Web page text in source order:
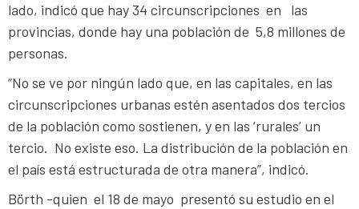
lado, indicó que hay 34 circunscripciones en las
provincias, donde hay una población de 5,8 millones de
personas.
“No se ve por ningún lado que, en las capitales, en las
circunscripciones urbanas estén asentados dos tercios
de la población como sostienen, y en las ‘rurales’ un
tercio. No existe eso. La distribución de la población en
el país está estructurada de otra manera”, indicó.
Börth -quien el 18 de mayo presentó su estudio en el